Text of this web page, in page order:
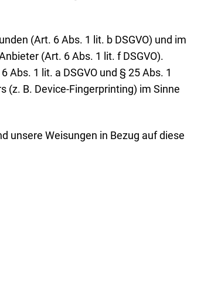
(Art. 6 Abs. 1 lit. b DSGVO) und im
(Art. 6 Abs. 1 lit. f DSGVO).
1 lit. a DSGVO und § 25 Abs. 1
(z. B. Device-Fingerprinting) im Sinne
unsere Weisungen in Bezug auf diese